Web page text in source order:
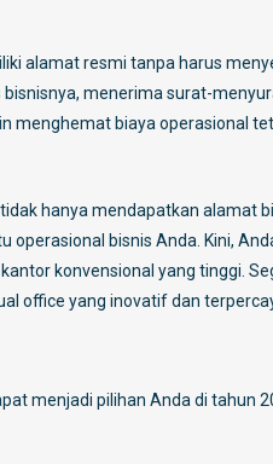
alamat resmi tanpa harus
menerima surat-
menghemat biaya operasional
hanya mendapatkan alamat
bisnis Anda. Kini,
konvensional yang tinggi.
office yang inovatif dan
menjadi pilihan Anda di tahun